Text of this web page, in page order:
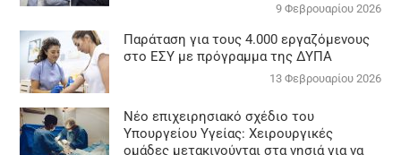
9 Φεβρουαρίου 2026
Παράταση για τους 4.000 εργαζόμενους
στο ΕΣΥ με πρόγραμμα της ΔΥΠΑ
13 Φεβρουαρίου 2026
Νέο επιχειρησιακό σχέδιο του
Υπουργείου Υγείας: Χειρουργικές
ομάδες μετακινούνται στα νησιά για να